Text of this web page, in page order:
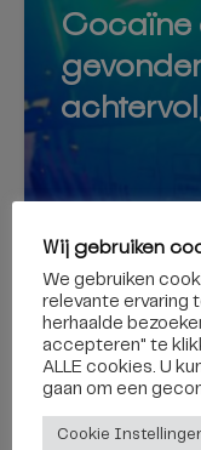
Cocaïne
6 augustus 2026
SPORT
Wij gebruiken
We gebruiken
relevante ervaring
herhaalde
accepteren" te
ALLE cookies. U
gaan om een
Cookie